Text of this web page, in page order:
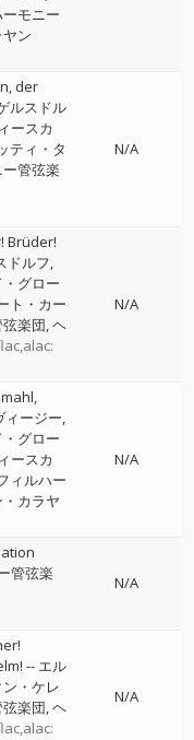
モニー
ン
der
ルスドル
ースカ
ティ・タ
管弦楽
N/A
Brüder!
ドルフ
・グロー
ト・カー
楽団 ヘ
N/A
ィージー
・グロー
ースカ
ィルハー
カラヤ
N/A
管弦楽
N/A
-- エル
・ケレ
楽団 ヘ
N/A